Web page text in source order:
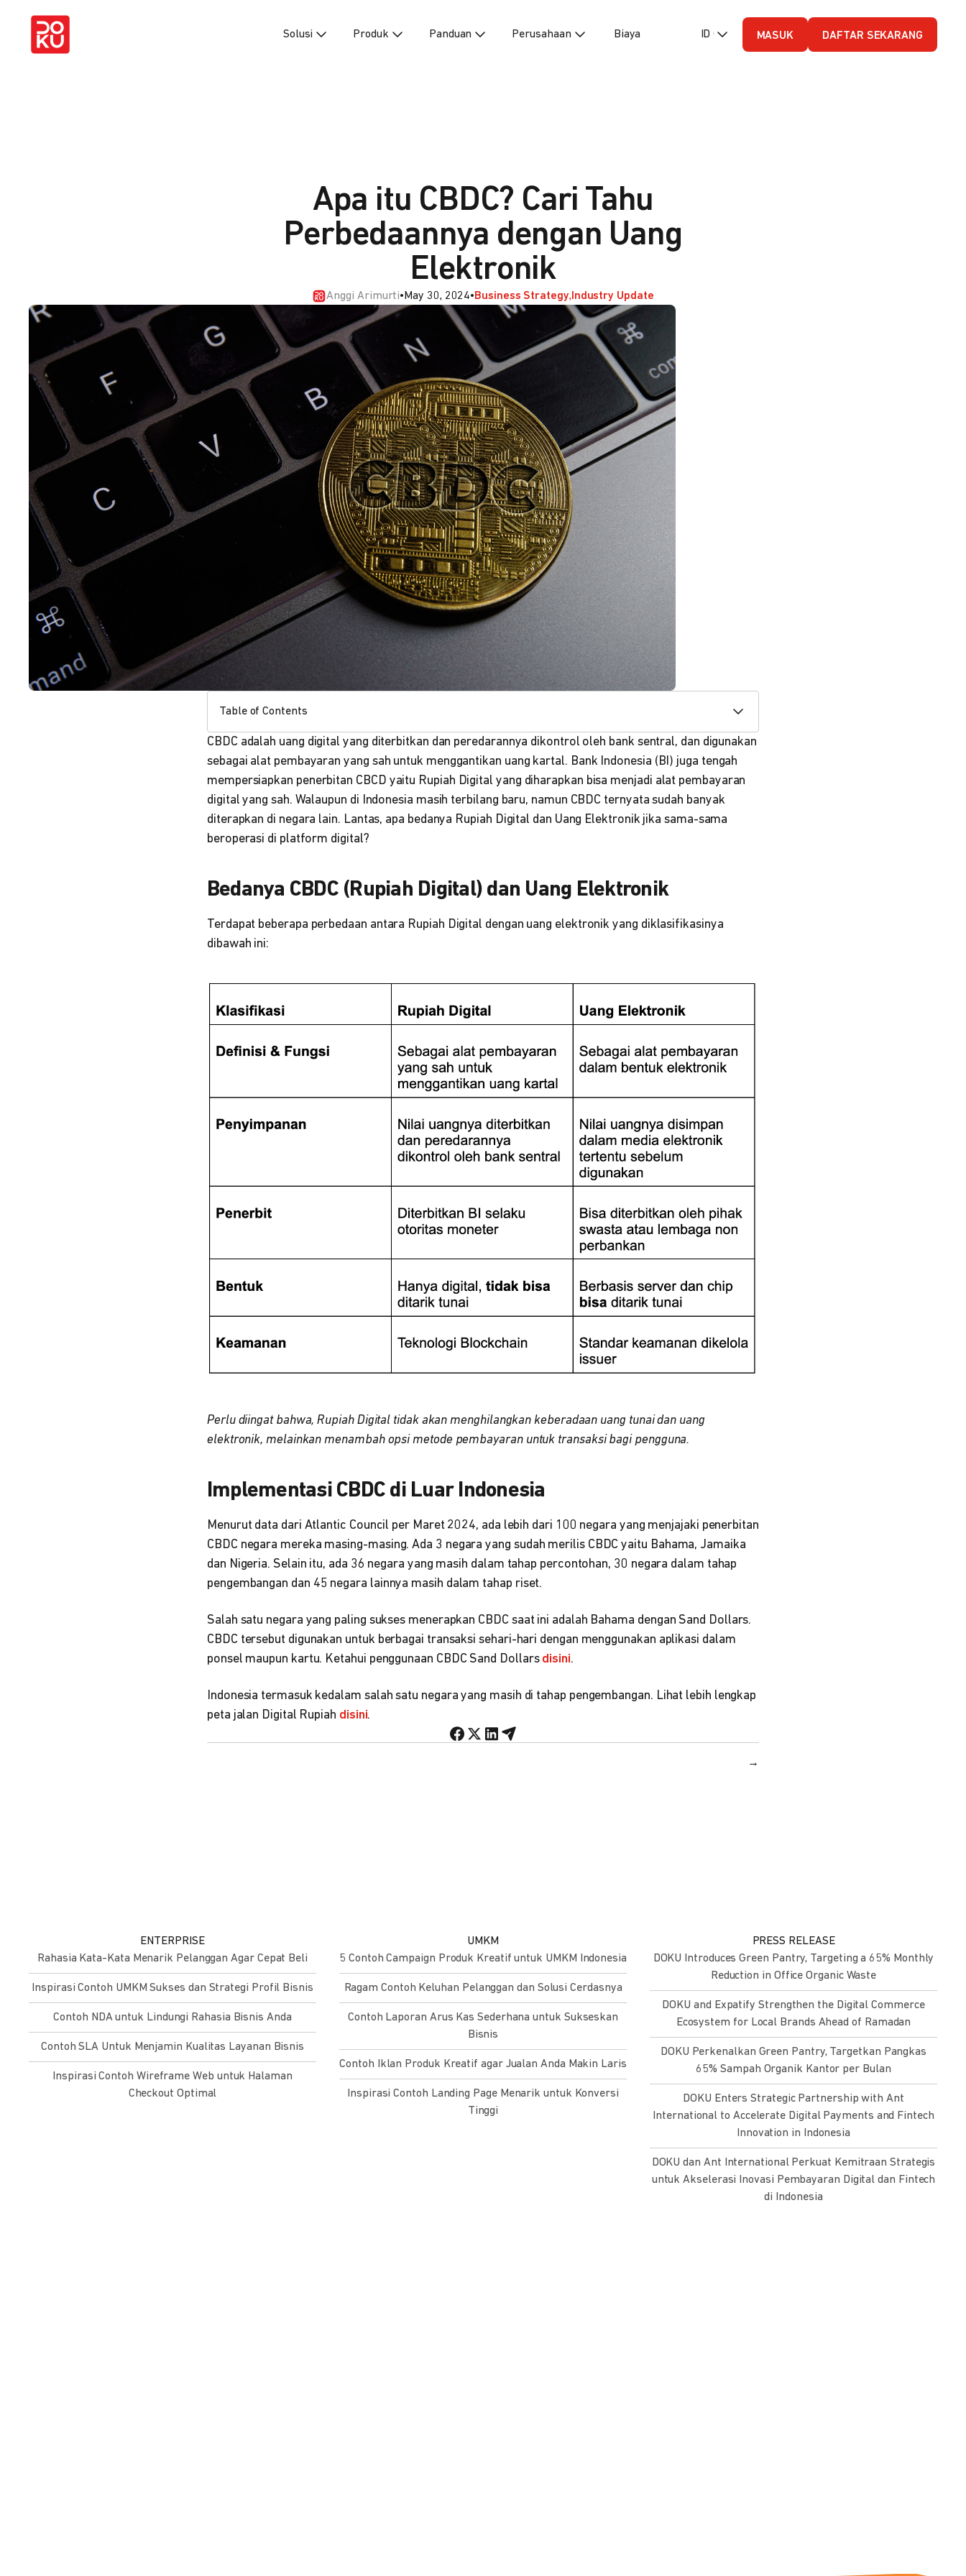
Solusi Produk Panduan Perusahaan Biaya ID (Bahasa Indonesia)
MASUK DAFTAR SEKARANG
Apa itu CBDC? Cari Tahu
Perbedaannya dengan Uang
Elektronik
Anggi Arimurti• May 30, 2024•Business Strategy Industry Update
Table of Contents
CBDC adalah uang digital yang diterbitkan dan peredarannya dikontrol oleh bank sentral, dan digunakan
sebagai alat pembayaran yang sah untuk menggantikan uang kartal. Bank Indonesia (BI) juga tengah
mempersiapkan penerbitan CBCD yaitu Rupiah Digital yang diharapkan bisa menjadi alat pembayaran
digital yang sah. Walaupun di Indonesia masih terbilang baru, namun CBDC ternyata sudah banyak
diterapkan di negara lain. Lantas, apa bedanya Rupiah Digital dan Uang Elektronik jika sama-sama
beroperasi di platform digital?
Bedanya CBDC (Rupiah Digital) dan Uang Elektronik
Terdapat beberapa perbedaan antara Rupiah Digital dengan uang elektronik yang diklasifikasinya
dibawah ini:
Perlu diingat bahwa, Rupiah Digital tidak akan menghilangkan keberadaan uang tunai dan uang
elektronik, melainkan menambah opsi metode pembayaran untuk transaksi bagi pengguna.
Implementasi CBDC di Luar Indonesia
Menurut data dari Atlantic Council per Maret 2024, ada lebih dari 100 negara yang menjajaki penerbitan
CBDC negara mereka masing-masing. Ada 3 negara yang sudah merilis CBDC yaitu Bahama, Jamaika
dan Nigeria. Selain itu, ada 36 negara yang masih dalam tahap percontohan, 30 negara dalam tahap
pengembangan dan 45 negara lainnya masih dalam tahap riset.
Salah satu negara yang paling sukses menerapkan CBDC saat ini adalah Bahama dengan Sand Dollars.
CBDC tersebut digunakan untuk berbagai transaksi sehari-hari dengan menggunakan aplikasi dalam
ponsel maupun kartu. Ketahui penggunaan CBDC Sand Dollars disini.
Indonesia termasuk kedalam salah satu negara yang masih di tahap pengembangan. Lihat lebih lengkap
peta jalan Digital Rupiah disini.
→
ENTERPRISE
Rahasia Kata-Kata Menarik Pelanggan Agar Cepat Beli
Inspirasi Contoh UMKM Sukses dan Strategi Profil Bisnis
Contoh NDA untuk Lindungi Rahasia Bisnis Anda
Contoh SLA Untuk Menjamin Kualitas Layanan Bisnis
Inspirasi Contoh Wireframe Web untuk Halaman
Checkout Optimal
UMKM
5 Contoh Campaign Produk Kreatif untuk UMKM Indonesia
Ragam Contoh Keluhan Pelanggan dan Solusi Cerdasnya
Contoh Laporan Arus Kas Sederhana untuk Sukseskan
Bisnis
Contoh Iklan Produk Kreatif agar Jualan Anda Makin Laris
Inspirasi Contoh Landing Page Menarik untuk Konversi
Tinggi
PRESS RELEASE
DOKU Introduces Green Pantry, Targeting a 65% Monthly
Reduction in Office Organic Waste
DOKU and Expatify Strengthen the Digital Commerce
Ecosystem for Local Brands Ahead of Ramadan
DOKU Perkenalkan Green Pantry, Targetkan Pangkas
65% Sampah Organik Kantor per Bulan
DOKU Enters Strategic Partnership with Ant
International to Accelerate Digital Payments and Fintech
Innovation in Indonesia
DOKU dan Ant International Perkuat Kemitraan Strategis
untuk Akselerasi Inovasi Pembayaran Digital dan Fintech
di Indonesia